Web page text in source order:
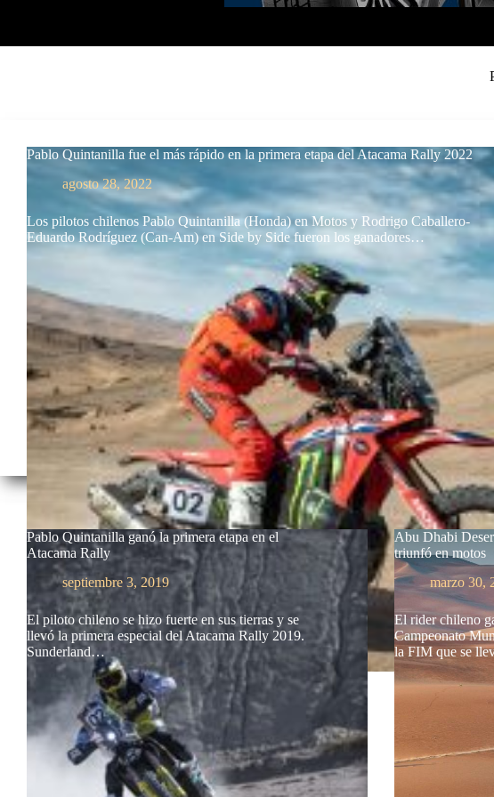
Pablo Quintanilla fue el más rápido en la primera etapa del Atacama Rally 2022
agosto 28, 2022
Los pilotos chilenos Pablo Quintanilla (Honda) en Motos y Rodrigo Caballero-
Eduardo Rodríguez (Can-Am) en Side by Side fueron los ganadores…
Pablo Quintanilla ganó la primera etapa en el
Atacama Rally
septiembre 3, 2019
El piloto chileno se hizo fuerte en sus tierras y se
llevó la primera especial del Atacama Rally 2019.
Sunderland…
Abu Dhabi
triunfó en motos
marzo 30,
El rider chileno
Campeonato
la FIM que se